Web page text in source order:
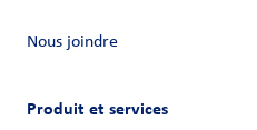
Nous joindre
Produit et services